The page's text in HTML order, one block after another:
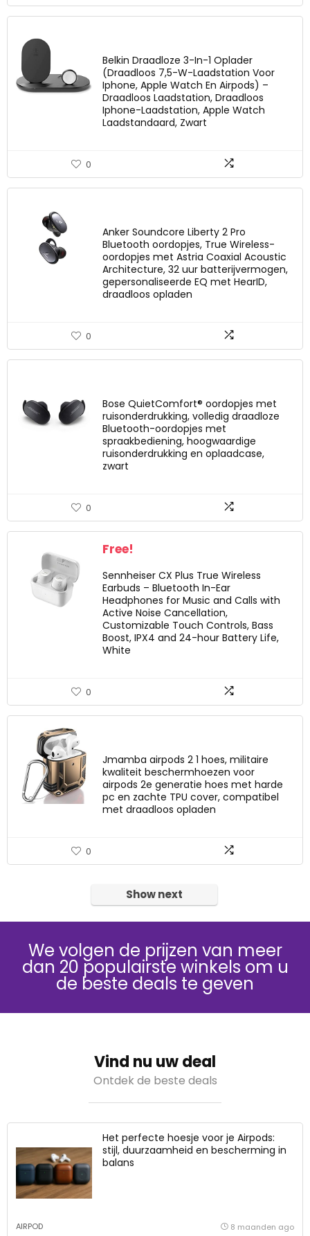
Belkin Draadloze 3-In-1 Oplader
(Draadloos 7,5-W-Laadstation Voor
Iphone, Apple Watch En Airpods) –
Draadloos Laadstation, Draadloos
Iphone-Laadstation, Apple Watch
Laadstandaard, Zwart
0
Anker Soundcore Liberty 2 Pro
Bluetooth oordopjes, True Wireless-
oordopjes met Astria Coaxial Acoustic
Architecture, 32 uur batterijvermogen,
gepersonaliseerde EQ met HearID,
draadloos opladen
0
Bose QuietComfort® oordopjes met
ruisonderdrukking, volledig draadloze
Bluetooth-oordopjes met
spraakbediening, hoogwaardige
ruisonderdrukking en oplaadcase,
zwart
0
Free!
Sennheiser CX Plus True Wireless
Earbuds – Bluetooth In-Ear
Headphones for Music and Calls with
Active Noise Cancellation,
Customizable Touch Controls, Bass
Boost, IPX4 and 24-hour Battery Life,
White
0
Jmamba airpods 2 1 hoes, militaire
kwaliteit beschermhoezen voor
airpods 2e generatie hoes met harde
pc en zachte TPU cover, compatibel
met draadloos opladen
0
Show next
We volgen de prijzen van meer
dan 20 populairste winkels om u
de beste deals te geven
Vind nu uw deal
Ontdek de beste deals
Het perfecte hoesje voor je Airpods:
stijl, duurzaamheid en bescherming in
balans
AIRPOD 8 maanden ago